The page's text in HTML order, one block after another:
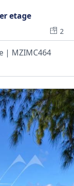
etage
2
| MZIMC464